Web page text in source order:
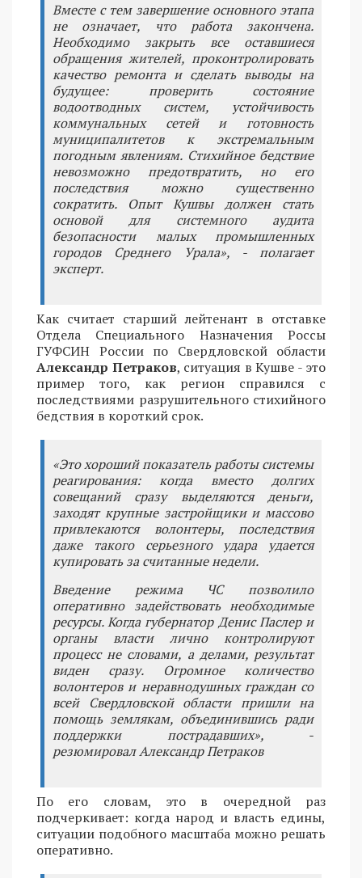
Вместе с тем завершение основного этапа
не означает, что работа закончена.
Необходимо закрыть все оставшиеся
обращения жителей, проконтролировать
качество ремонта и сделать выводы на
будущее: проверить состояние
водоотводных систем, устойчивость
коммунальных сетей и готовность
муниципалитетов к экстремальным
погодным явлениям. Стихийное бедствие
невозможно предотвратить, но его
последствия можно существенно
сократить. Опыт Кушвы должен стать
основой для системного аудита
безопасности малых промышленных
городов Среднего Урала», - полагает
эксперт.
Как считает старший лейтенант в отставке
Отдела Специального Назначения Россы
ГУФСИН России по Свердловской области
Александр Петраков, ситуация в Кушве - это
пример того, как регион справился с
последствиями разрушительного стихийного
бедствия в короткий срок.
«Это хороший показатель работы системы
реагирования: когда вместо долгих
совещаний сразу выделяются деньги,
заходят крупные застройщики и массово
привлекаются волонтеры, последствия
даже такого серьезного удара удается
купировать за считанные недели.
Введение режима ЧС позволило
оперативно задействовать необходимые
ресурсы. Когда губернатор Денис Паслер и
органы власти лично контролируют
процесс не словами, а делами, результат
виден сразу. Огромное количество
волонтеров и неравнодушных граждан со
всей Свердловской области пришли на
помощь землякам, объединившись ради
поддержки пострадавших», -
резюмировал Александр Петраков
По его словам, это в очередной раз
подчеркивает: когда народ и власть едины,
ситуации подобного масштаба можно решать
оперативно.